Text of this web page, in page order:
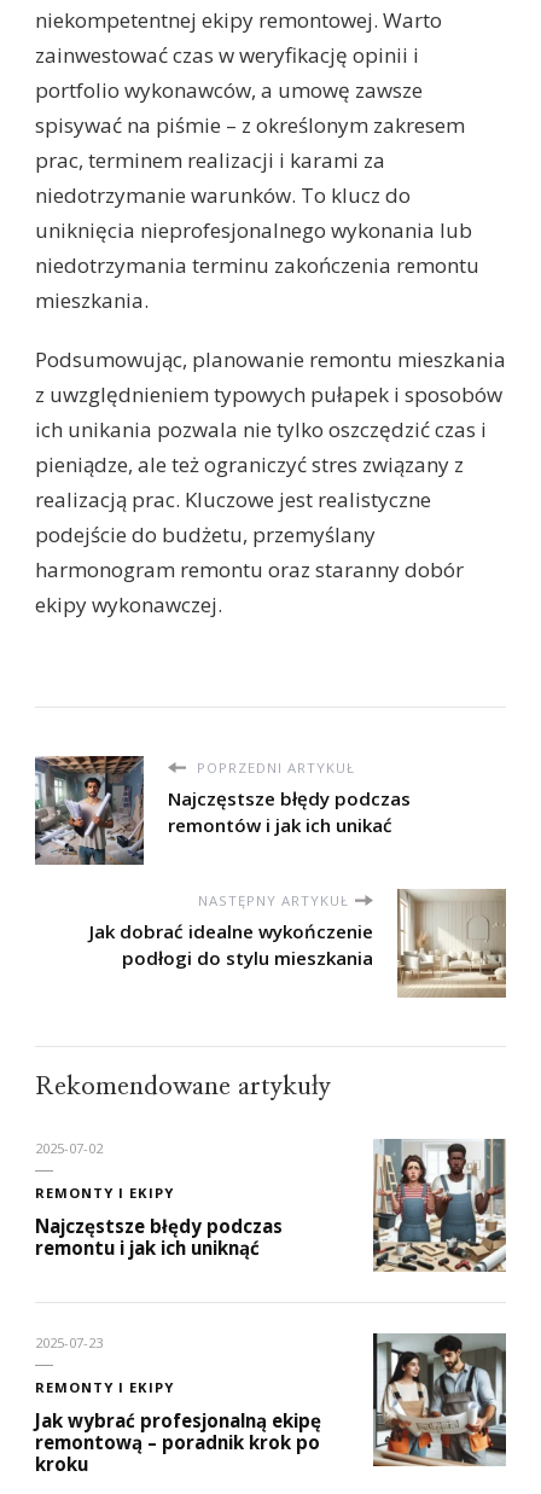
niekompetentnej ekipy remontowej. Warto
zainwestować czas w weryfikację opinii i
portfolio wykonawców, a umowę zawsze
spisywać na piśmie – z określonym zakresem
prac, terminem realizacji i karami za
niedotrzymanie warunków. To klucz do
uniknięcia nieprofesjonalnego wykonania lub
niedotrzymania terminu zakończenia remontu
mieszkania.
Podsumowując, planowanie remontu mieszkania
z uwzględnieniem typowych pułapek i sposobów
ich unikania pozwala nie tylko oszczędzić czas i
pieniądze, ale też ograniczyć stres związany z
realizacją prac. Kluczowe jest realistyczne
podejście do budżetu, przemyślany
harmonogram remontu oraz staranny dobór
ekipy wykonawczej.
POPRZEDNI ARTYKUŁ
Najczęstsze błędy podczas
remontów i jak ich unikać
NASTĘPNY ARTYKUŁ
Jak dobrać idealne wykończenie
podłogi do stylu mieszkania
Rekomendowane artykuły
2025-07-02
REMONTY I EKIPY
Najczęstsze błędy podczas
remontu i jak ich uniknąć
2025-07-23
REMONTY I EKIPY
Jak wybrać profesjonalną ekipę
remontową – poradnik krok po
kroku